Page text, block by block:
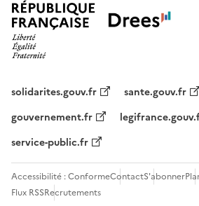
solidarites.gouv.fr sante.gouv.fr
gouvernement.fr
service-public.fr
Accessibilité : ConformeContactS'abonner
Flux RSSRecrutements